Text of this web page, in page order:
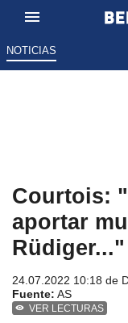
NOTICIAS
Courtois:
aportar
Rüdiger..."
24.07.2022 10:18 de
Fuente: AS
VER LECTURAS